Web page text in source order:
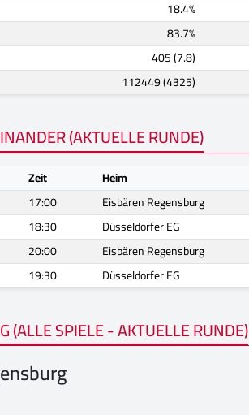
18.4%
83.7%
405 (7.8)
112449 (4325)
(AKTUELLE RUNDE)
Zeit Heim
17:00 Eisbären Regensburg
18:30 Düsseldorfer EG
20:00 Eisbären Regensburg
19:30 Düsseldorfer EG
(ALLE SPIELE - AKTUELLE RUNDE)